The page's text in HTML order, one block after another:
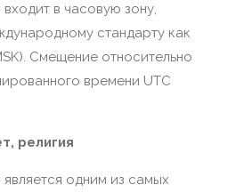
в часовую зону,
стандарту как
Смещение относительно
времени UTC
религия
одним из самых